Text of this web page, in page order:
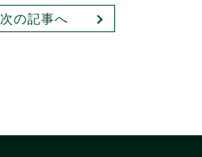
次の記事へ